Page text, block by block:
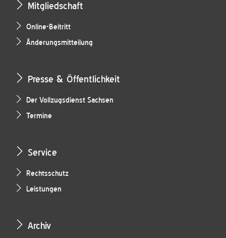
Mitgliedschaft
Online-Beitritt
Änderungsmitteilung
Presse & Öffentlichkeit
Der Vollzugsdienst Sachsen
Termine
Service
Rechtsschutz
Leistungen
Archiv